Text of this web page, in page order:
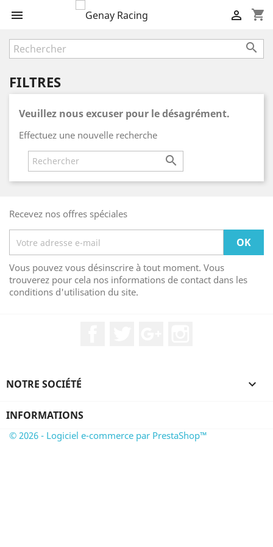
 shopping_cart


FILTRES
Veuillez nous excuser pour le désagrément.
Effectuez une nouvelle recherche

Recevez nos offres spéciales
Vous pouvez vous désinscrire à tout moment. Vous
trouverez pour cela nos informations de contact dans les
conditions d'utilisation du site.
NOTRE SOCIÉTÉ 
INFORMATIONS
© 2026 - Logiciel e-commerce par PrestaShop™